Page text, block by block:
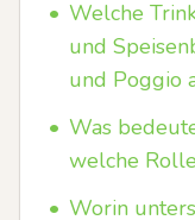
• Welche
und
und Poggio
• Was
welche
• Worin